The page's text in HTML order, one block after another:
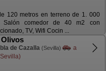
120 metros en terreno de 1. 000
Salón comedor de 40 m2 con
TV, Wifi Cocin ...
de Cazalla (Sevilla)
a